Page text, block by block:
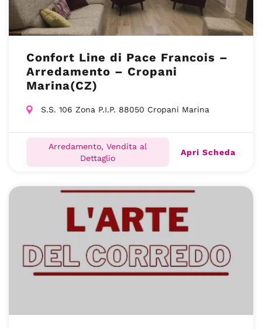
Confort Line di Pace Francois –
Arredamento – Cropani
Marina(CZ)
S.S. 106 Zona P.I.P. 88050 Cropani Marina
Arredamento, Vendita al
Dettaglio
Apri Scheda